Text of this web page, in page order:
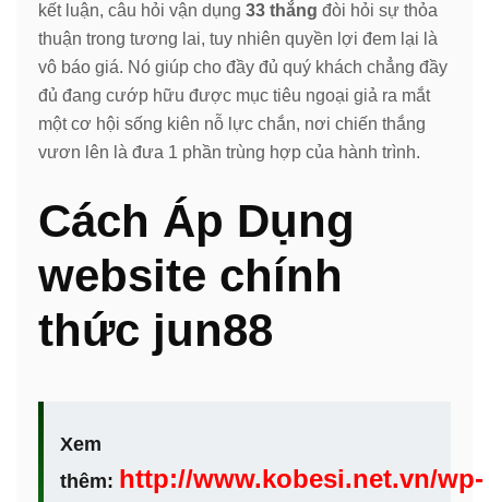
kết luận, câu hỏi vận dụng 33 thắng đòi hỏi sự thỏa
thuận trong tương lai, tuy nhiên quyền lợi đem lại là
vô báo giá. Nó giúp cho đầy đủ quý khách chẳng đầy
đủ đang cướp hữu được mục tiêu ngoại giả ra mắt
một cơ hội sống kiên nỗ lực chắn, nơi chiến thắng
vươn lên là đưa 1 phần trùng hợp của hành trình.
Cách Áp Dụng
website chính
thức jun88
Xem
thêm: http://www.kobesi.net.vn/wp-